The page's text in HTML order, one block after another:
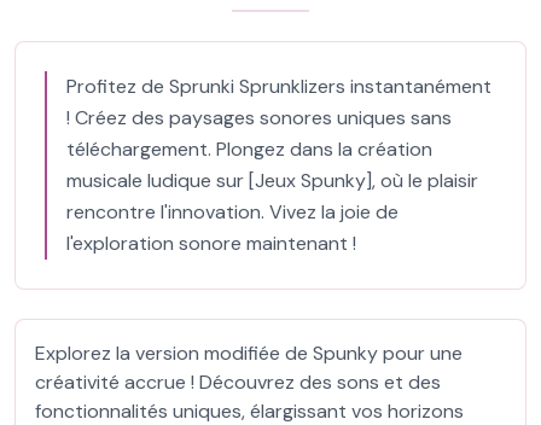
Profitez de Sprunki Sprunklizers instantanément
! Créez des paysages sonores uniques sans
téléchargement. Plongez dans la création
musicale ludique sur [Jeux Spunky], où le plaisir
rencontre l'innovation. Vivez la joie de
l'exploration sonore maintenant !
Explorez la version modifiée de Spunky pour une
créativité accrue ! Découvrez des sons et des
fonctionnalités uniques, élargissant vos horizons